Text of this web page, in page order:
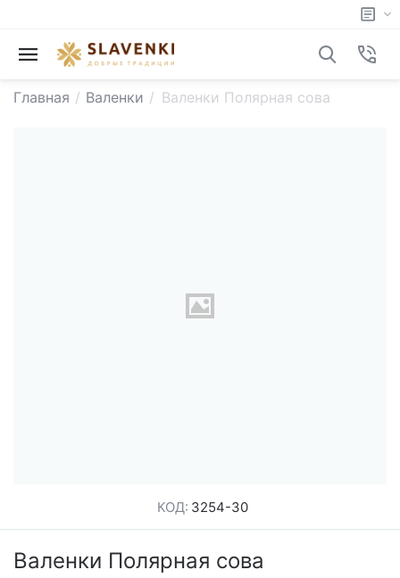
Главная / Валенки / Валенки Полярная сова
КОД: 3254-30
Валенки Полярная сова